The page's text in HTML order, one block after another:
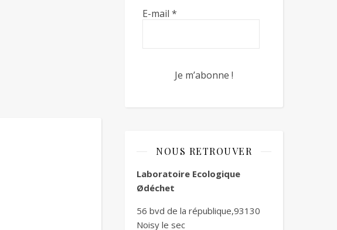
E-mail *
NOUS RETROUVER
Laboratoire Ecologique
Ødéchet
56 bvd de la république,93130
Noisy le sec